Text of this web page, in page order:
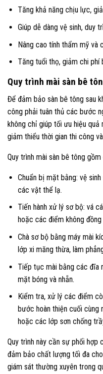
Tăng khả năng chịu lực,
Giúp dễ dàng vệ sinh, duy
Nâng cao tính thẩm mỹ và
Tăng tuổi thọ, giảm chi phí
Quy trình mài sàn bê
Để đảm bảo sàn bê tông sau
công phải tuân thủ các bước
không chỉ giúp tối ưu hiệu
giảm thiểu thời gian thi công
Quy trình mài sàn bê tông
Chuẩn bị mặt bằng: vệ
các vật thể lạ.
Tiến hành xử lý sơ bộ: vá
hoặc các điểm không đồng
Chà sơ bộ bằng máy mài
lớp xi măng thừa, làm
Tiếp tục mài bằng các đĩa
mặt bóng và nhẵn.
Kiểm tra, xử lý các điểm
bước hoàn thiện cuối cùng
hoặc các lớp sơn chống
Quy trình này cần sự phối
đảm bảo chất lượng tối đa
giám sát thường xuyên trong